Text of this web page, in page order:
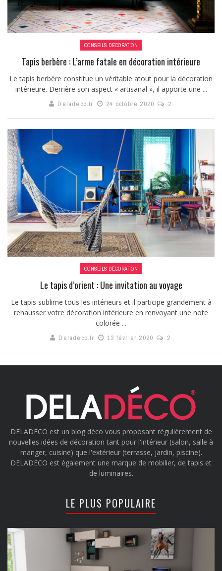
CONSEILS DÉCORATION
Tapis berbère : L’arme fatale en décoration intérieure
Le tapis berbère constitue un véritable atout pour la décoration
intérieure. Derrière son aspect « artisanal », il apporte une ...
Deladeco.fr 24 octobre 2020 2
CONSEILS DÉCORATION
Le tapis d’orient : Une invitation au voyage
Le tapis sublime tous les intérieurs et il participe grandement à
rehausser votre décoration intérieure en renvoyant une note
colorée ...
Deladeco.fr 13 février 2020 2
DELADECO est un blog déco vous proposant régulièrement de
nouvelles idées de décoration tant pour l'intérieur (salon, salle à
manger, cuisine) que l'extérieur (terrasse, jardin, piscine).
DELADECO est également une marque de mobilier, de tapis et
de luminaires.
LE PLUS POPULAIRE